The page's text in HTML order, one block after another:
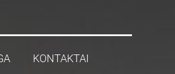
KONTAKTAI